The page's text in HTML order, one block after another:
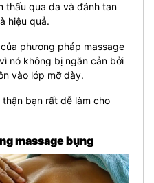
thấu qua da và đánh tan
hiệu quả.
phương pháp massage
nó không bị ngăn cản bởi
vào lớp mỡ dày.
bạn rất dễ làm cho
massage bụng